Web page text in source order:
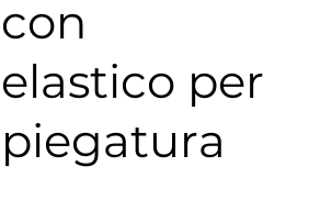
con
elastico per
piegatura